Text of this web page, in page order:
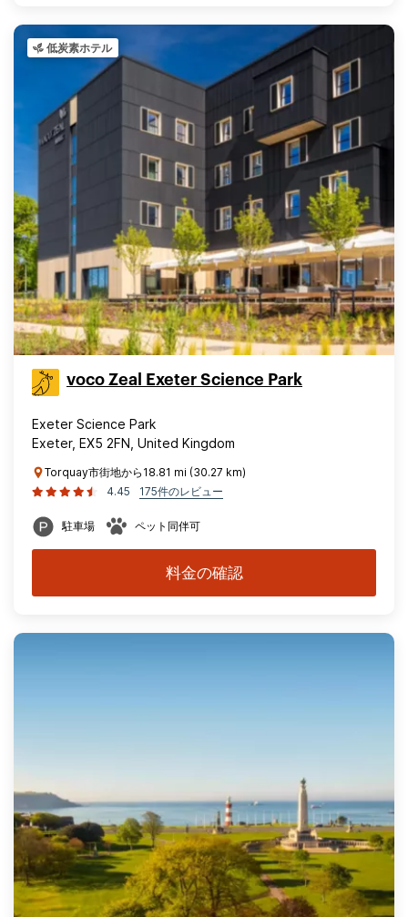
低炭素ホテル
voco Zeal Exeter Science Park
Exeter Science Park
Exeter, EX5 2FN, United Kingdom
Torquay市街地から18.81 mi (30.27 km)
4.45
175件のレビュー
駐車場 ペット同伴可
料金の確認